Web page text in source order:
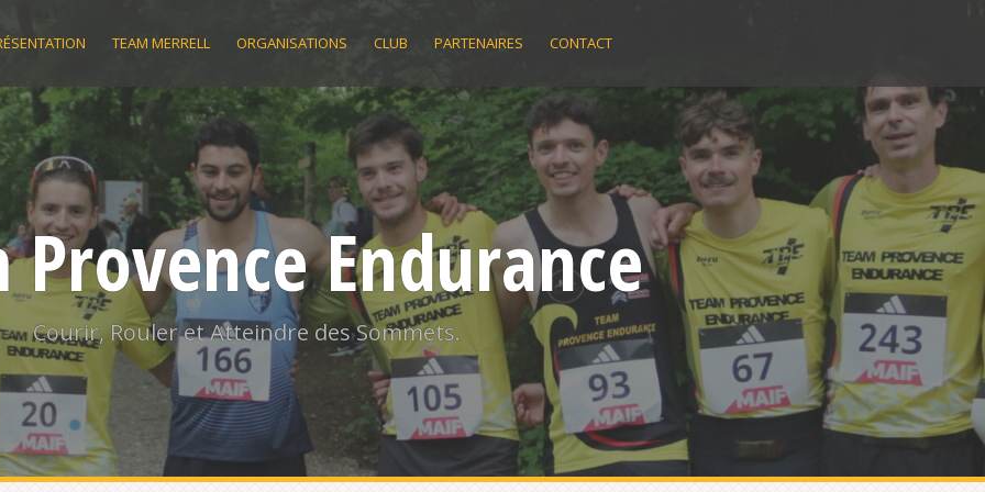
TEAM MERRELL ORGANISATIONS CLUB PARTENAIRES CONTACT
Provence Endurance
Courir, Rouler et Atteindre des Sommets.